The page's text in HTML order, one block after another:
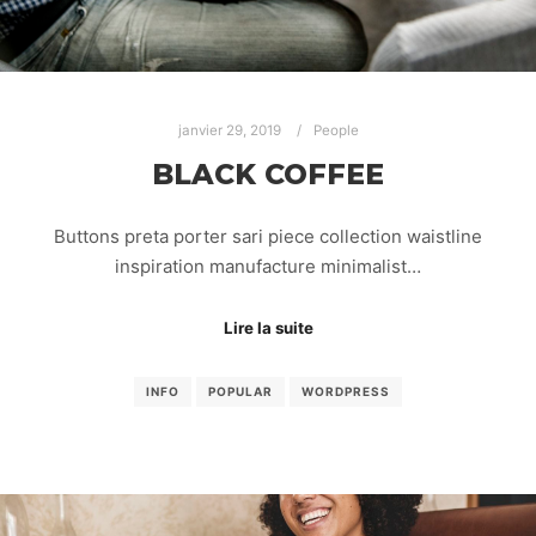
janvier 29, 2019 People
BLACK COFFEE
Buttons preta porter sari piece collection waistline
inspiration manufacture minimalist…
Lire la suite
INFO POPULAR WORDPRESS